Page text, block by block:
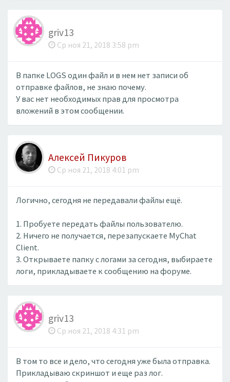
griv13
Ср ноя 21, 2018 3:58 pm
В папке LOGS один файл и в нем нет записи об
отправке файлов, не знаю почему.
У вас нет необходимых прав для просмотра
вложений в этом сообщении.
Алексей Пикуров
Ср ноя 21, 2018 4:01 pm
Логично, сегодня не передавали файлы ещё.
1. Пробуете передать файлы пользователю.
2. Ничего не получается, перезапускаете MyChat
Client.
3. Открываете папку с логами за сегодня, выбираете
логи, прикладываете к сообщению на форуме.
griv13
Ср ноя 21, 2018 4:31 pm
В том то все и дело, что сегодня уже была отправка.
Прикладываю скриншот и еще раз лог.